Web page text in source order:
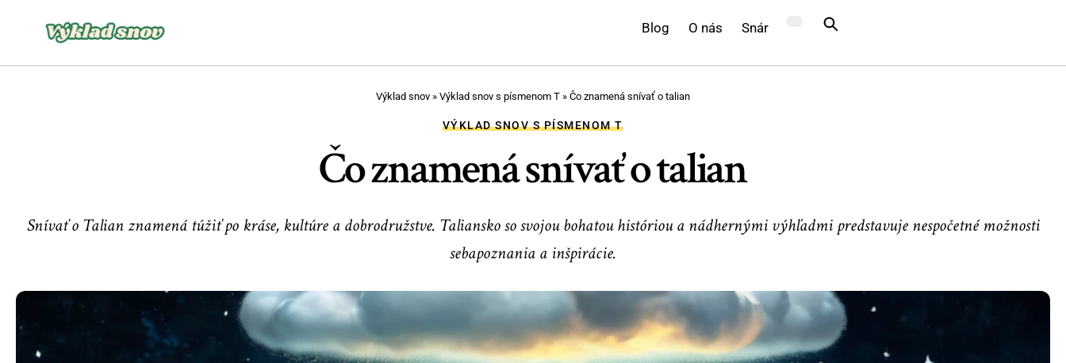
Blog O nás Snár
Výklad snov » Výklad snov s písmenom T » Čo znamená snívať o talian
VÝKLAD SNOV S PÍSMENOM T
Čo znamená snívať o talian
Snívať o Talian znamená túžiť po kráse, kultúre a dobrodružstve. Taliansko so svojou bohatou históriou a nádhernými výhľadmi predstavuje nespočetné možnosti
sebapoznania a inšpirácie.